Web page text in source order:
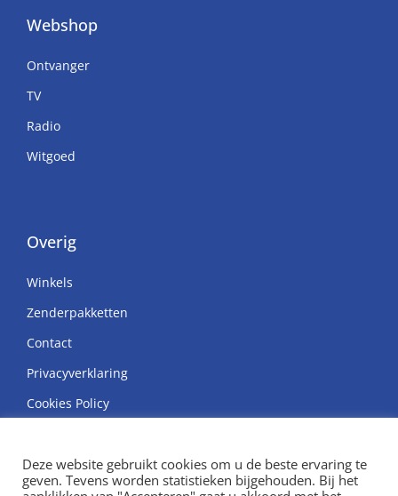
Webshop
Ontvanger
TV
Radio
Witgoed
Overig
Winkels
Zenderpakketten
Contact
Privacyverklaring
Cookies Policy
Deze website gebruikt cookies om u de beste ervaring te
geven. Tevens worden statistieken bijgehouden. Bij het